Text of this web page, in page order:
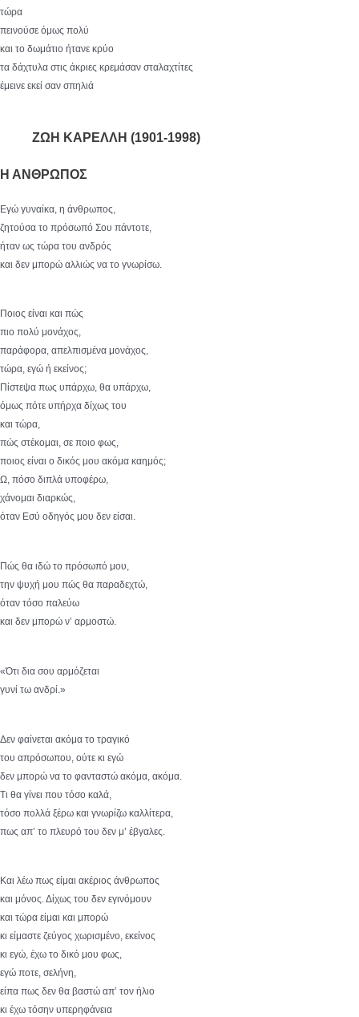
τώρα
πεινούσε όμως πολύ
και το δωμάτιο ήτανε κρύο
τα δάχτυλα στις άκριες κρεμάσαν σταλαχτίτες
έμεινε εκεί σαν σπηλιά
ΖΩΗ ΚΑΡΕΛΛΗ (1901-1998)
Η ΑΝΘΡΩΠΟΣ
Εγώ γυναίκα, η άνθρωπος,
ζητούσα το πρόσωπό Σου πάντοτε,
ήταν ως τώρα του ανδρός
και δεν μπορώ αλλιώς να το γνωρίσω.
Ποιος είναι και πώς
πιο πολύ μονάχος,
παράφορα, απελπισμένα μονάχος,
τώρα, εγώ ή εκείνος;
Πίστεψα πως υπάρχω, θα υπάρχω,
όμως πότε υπήρχα δίχως του
και τώρα,
πώς στέκομαι, σε ποιο φως,
ποιος είναι ο δικός μου ακόμα καημός;
Ω, πόσο διπλά υποφέρω,
χάνομαι διαρκώς,
όταν Εσύ οδηγός μου δεν είσαι.
Πώς θα ιδώ το πρόσωπό μου,
την ψυχή μου πώς θα παραδεχτώ,
όταν τόσο παλεύω
και δεν μπορώ ν’ αρμοστώ.
«Ότι δια σου αρμόζεται
γυνί τω ανδρί.»
Δεν φαίνεται ακόμα το τραγικό
του απρόσωπου, ούτε κι εγώ
δεν μπορώ να το φανταστώ ακόμα, ακόμα.
Τι θα γίνει που τόσο καλά,
τόσο πολλά ξέρω και γνωρίζω καλλίτερα,
πως απ’ το πλευρό του δεν μ’ έβγαλες.
Και λέω πως είμαι ακέριος άνθρωπος
και μόνος. Δίχως του δεν εγινόμουν
και τώρα είμαι και μπορώ
κι είμαστε ζεύγος χωρισμένο, εκείνος
κι εγώ, έχω το δικό μου φως,
εγώ ποτε, σελήνη,
είπα πως δεν θα βαστώ απ’ τον ήλιο
κι έχω τόσην υπερηφάνεια